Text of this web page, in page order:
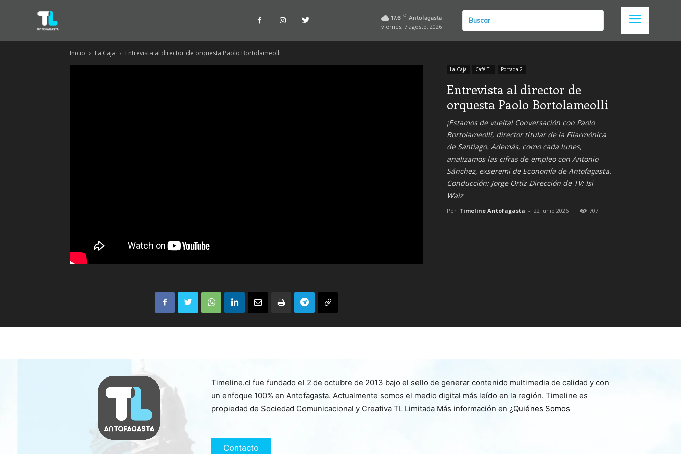
17.6 C Antofagasta
viernes, 7 agosto, 2026
Buscar
Inicio La Caja Entrevista al director de orquesta Paolo Bortolameolli
La Caja Café TL Portada 2
Entrevista al director de
orquesta Paolo Bortolameolli
¡Estamos de vuelta! Conversación con Paolo
Bortolameolli, director titular de la Filarmónica
de Santiago. Además, como cada lunes,
analizamos las cifras de empleo con Antonio
Sánchez, exseremi de Economía de Antofagasta.
Conducción: Jorge Ortiz Dirección de TV: Isi
Waiz
Por Timeline Antofagasta - 22 junio 2026 707
Timeline.cl fue fundado el 2 de octubre de 2013 bajo el sello de generar contenido multimedia de calidad y con
un enfoque 100% en Antofagasta. Actualmente somos el medio digital más leído en la región. Timeline es
propiedad de Sociedad Comunicacional y Creativa TL Limitada Más información en ¿Quiénes Somos
Contacto